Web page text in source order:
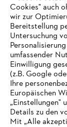
Cookies" auch
wir zur
Bereitstellung
Untersuchung
umfassender
Einwilligung
(z.B. Google
Ihre
Europäischen
„Einstellungen"
Details zu den
Mit „Alle